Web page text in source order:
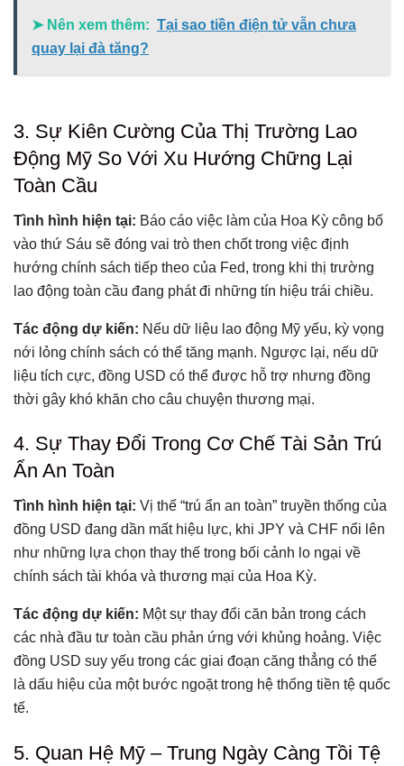
➤ Nên xem thêm: Tại sao tiền điện tử vẫn chưa
quay lại đà tăng?
3. Sự Kiên Cường Của Thị Trường Lao
Động Mỹ So Với Xu Hướng Chững Lại
Toàn Cầu
Tình hình hiện tại: Báo cáo việc làm của Hoa Kỳ công bố
vào thứ Sáu sẽ đóng vai trò then chốt trong việc định
hướng chính sách tiếp theo của Fed, trong khi thị trường
lao động toàn cầu đang phát đi những tín hiệu trái chiều.
Tác động dự kiến: Nếu dữ liệu lao động Mỹ yếu, kỳ vọng
nới lỏng chính sách có thể tăng mạnh. Ngược lại, nếu dữ
liệu tích cực, đồng USD có thể được hỗ trợ nhưng đồng
thời gây khó khăn cho câu chuyện thương mại.
4. Sự Thay Đổi Trong Cơ Chế Tài Sản Trú
Ẩn An Toàn
Tình hình hiện tại: Vị thế “trú ẩn an toàn” truyền thống của
đồng USD đang dần mất hiệu lực, khi JPY và CHF nổi lên
như những lựa chọn thay thế trong bối cảnh lo ngại về
chính sách tài khóa và thương mại của Hoa Kỳ.
Tác động dự kiến: Một sự thay đổi căn bản trong cách
các nhà đầu tư toàn cầu phản ứng với khủng hoảng. Việc
đồng USD suy yếu trong các giai đoạn căng thẳng có thể
là dấu hiệu của một bước ngoặt trong hệ thống tiền tệ quốc
tế.
5. Quan Hệ Mỹ – Trung Ngày Càng Tồi Tệ